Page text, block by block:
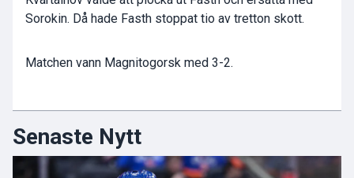
Sorokin. Då hade Fasth stoppat tio av tretton skott.
Matchen vann Magnitogorsk med 3-2.
Senaste Nytt